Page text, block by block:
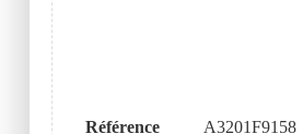
Référence
A3201F9158